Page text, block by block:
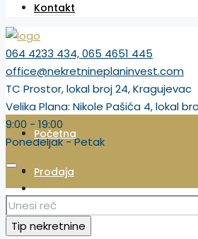
Kontakt
064 4233 434, 065 4651 445
office@nekretnineplaninvest.com
TC Prostor, lokal broj 24, Kragujevac
Velika Plana: Nikole Pašića 4, lokal
9:00 - 19:00
Ponedeljak - Petak
Početna
Prodaja
Izdavanje
Tip nekretnine